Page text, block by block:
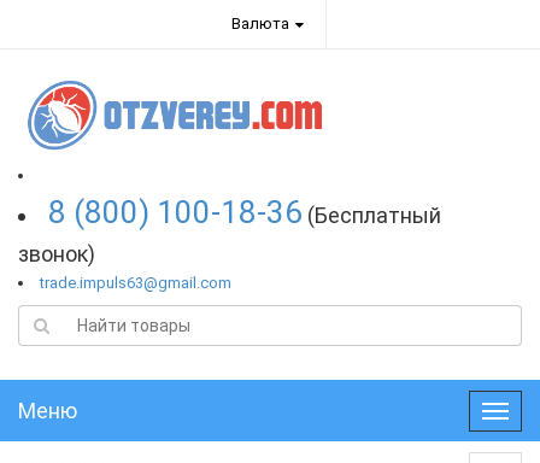
Валюта
8 (800) 100-18-36 (Бесплатный
звонок)
trade.impuls63@gmail.com
Меню
Меню